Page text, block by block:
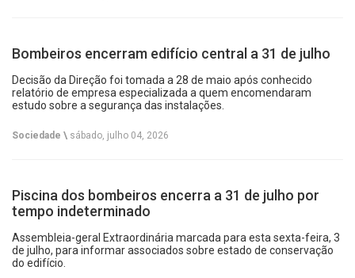
Bombeiros encerram edifício central a 31 de julho
Decisão da Direção foi tomada a 28 de maio após conhecido
relatório de empresa especializada a quem encomendaram
estudo sobre a segurança das instalações.
Sociedade \ sábado, julho 04, 2026
Piscina dos bombeiros encerra a 31 de julho por
tempo indeterminado
Assembleia-geral Extraordinária marcada para esta sexta-feira, 3
de julho, para informar associados sobre estado de conservação
do edifício.